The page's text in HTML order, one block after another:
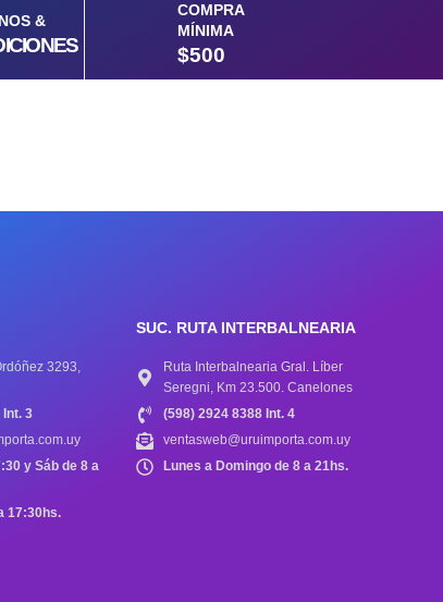
&
COMPRA
MÍNIMA
$500
3293,
Int. 3
y Sáb de 8 a
17:30hs.
SUC. RUTA INTERBALNEARIA
Ruta Interbalnearia Gral. Líber
Seregni, Km 23.500. Canelones
(598) 2924 8388 Int. 4
ventasweb@uruimporta.com.uy
Lunes a Domingo de 8 a 21hs.